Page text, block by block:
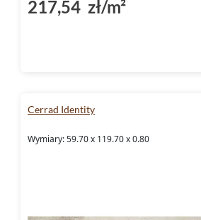
217,54 zł/m²
Cerrad Identity
Wymiary: 59.70 x 119.70 x 0.80